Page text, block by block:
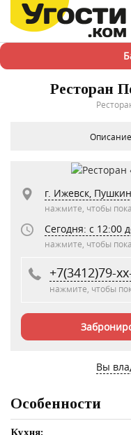
Ресторан
Описание
г. Ижевск,
нажмите, чтобы
Сегодня: c 12:00
нажмите, чтобы
+7(3412)79-
нажмите, чтобы
Вы
Особенности
Кухня: